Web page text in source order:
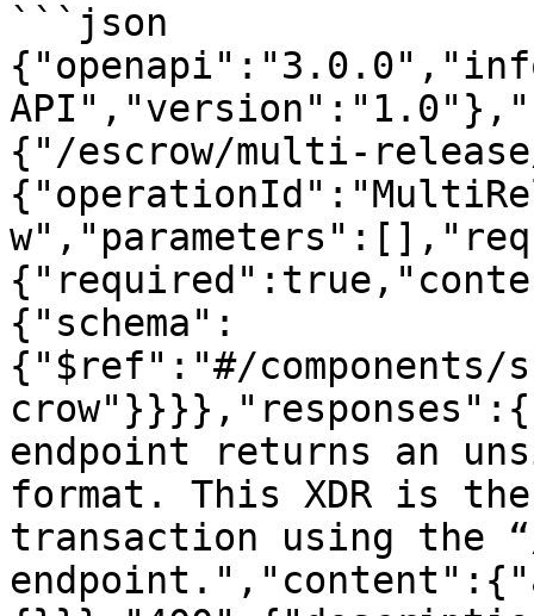
```json
{"/escrow/multi-
{"schema":
{"$ref":"#/components/
endpoint returns an
format. This XDR is
transaction using the